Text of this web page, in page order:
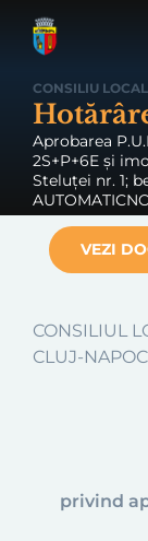
CONSILIU LOCAL
Aprobarea
2S+P+6E și
Steluței nr. 1;
VEZI
CONSILIUL
CLUJ-
privind